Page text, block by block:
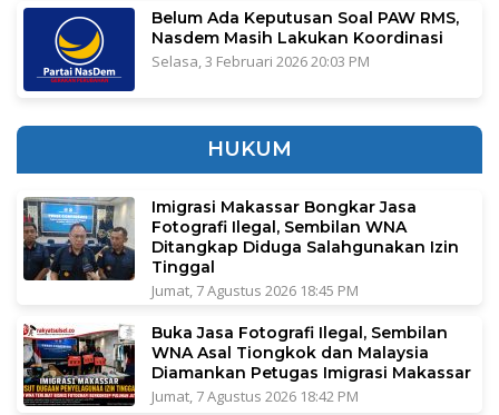
Belum Ada Keputusan Soal PAW RMS,
Nasdem Masih Lakukan Koordinasi
Selasa, 3 Februari 2026 20:03 PM
HUKUM
Imigrasi Makassar Bongkar Jasa
Fotografi Ilegal, Sembilan WNA
Ditangkap Diduga Salahgunakan Izin
Tinggal
Jumat, 7 Agustus 2026 18:45 PM
Buka Jasa Fotografi Ilegal, Sembilan
WNA Asal Tiongkok dan Malaysia
Diamankan Petugas Imigrasi Makassar
Jumat, 7 Agustus 2026 18:42 PM